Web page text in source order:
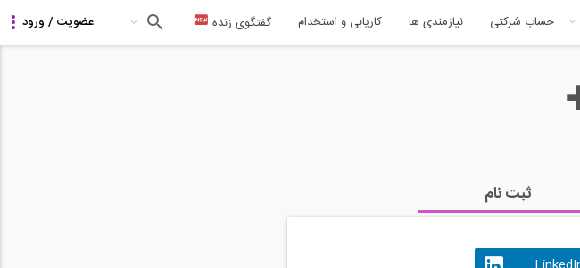
حساب شرکتی نیازمندی ها کاریابی و استخدام گفتگوی زنده
ثبت نام